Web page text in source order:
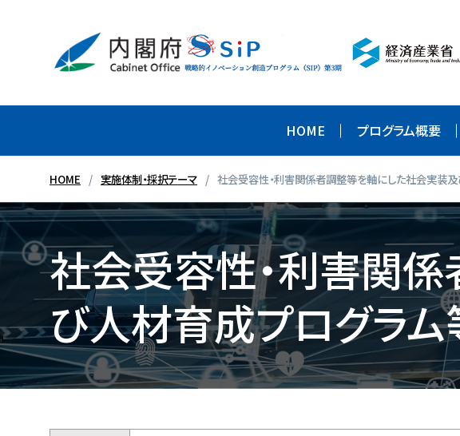
HOME プログラム概要
HOME 実施体制・採択テーマ 社会受容性・利害関係者調整等を軸にした社会実装
社会受容性・利害関
び人材育成プログラ